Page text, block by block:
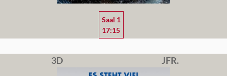
Saal 1
17:15
3D JFR.